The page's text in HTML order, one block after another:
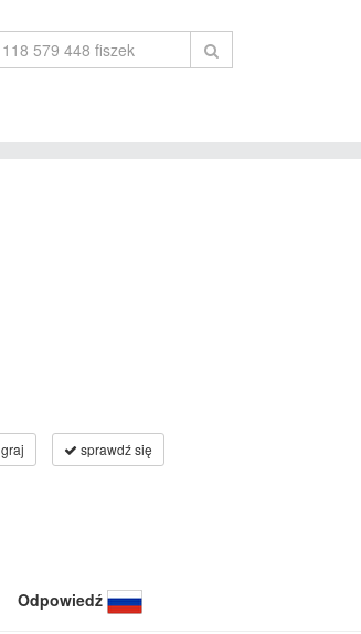
graj sprawdź się
Odpowiedź